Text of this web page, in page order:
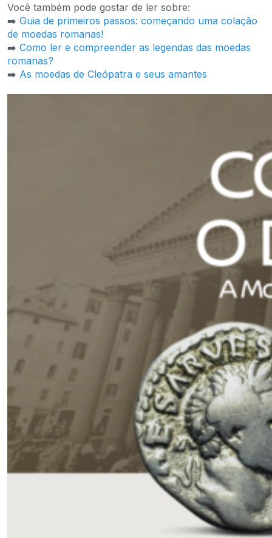
Você também pode gostar de ler sobre:
➡️ Guia de primeiros passos: começando uma colação
de moedas romanas!
➡️ Como ler e compreender as legendas das moedas
romanas?
➡️ As moedas de Cleópatra e seus amantes